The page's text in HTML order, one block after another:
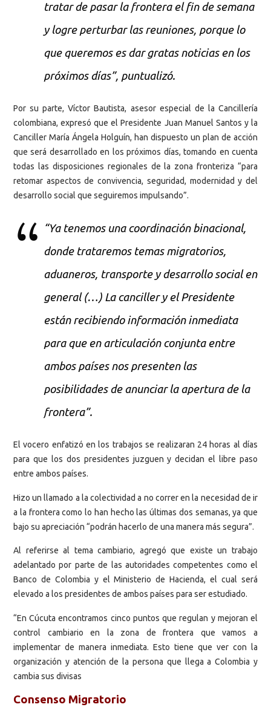
tratar de pasar la frontera el fin de semana
y logre perturbar las reuniones, porque lo
que queremos es dar gratas noticias en los
próximos días”, puntualizó.
Por su parte, Víctor Bautista, asesor especial de la Cancillería
colombiana, expresó que el Presidente Juan Manuel Santos y la
Canciller María Ángela Holguín, han dispuesto un plan de acción
que será desarrollado en los próximos días, tomando en cuenta
todas las disposiciones regionales de la zona fronteriza “para
retomar aspectos de convivencia, seguridad, modernidad y del
desarrollo social que seguiremos impulsando”.
“Ya tenemos una coordinación binacional,
donde trataremos temas migratorios,
aduaneros, transporte y desarrollo social en
general (…) La canciller y el Presidente
están recibiendo información inmediata
para que en articulación conjunta entre
ambos países nos presenten las
posibilidades de anunciar la apertura de la
frontera”.
El vocero enfatizó en los trabajos se realizaran 24 horas al días
para que los dos presidentes juzguen y decidan el libre paso
entre ambos países.
Hizo un llamado a la colectividad a no correr en la necesidad de ir
a la frontera como lo han hecho las últimas dos semanas, ya que
bajo su apreciación “podrán hacerlo de una manera más segura”.
Al referirse al tema cambiario, agregó que existe un trabajo
adelantado por parte de las autoridades competentes como el
Banco de Colombia y el Ministerio de Hacienda, el cual será
elevado a los presidentes de ambos países para ser estudiado.
“En Cúcuta encontramos cinco puntos que regulan y mejoran el
control cambiario en la zona de frontera que vamos a
implementar de manera inmediata. Esto tiene que ver con la
organización y atención de la persona que llega a Colombia y
cambia sus divisas
Consenso Migratorio